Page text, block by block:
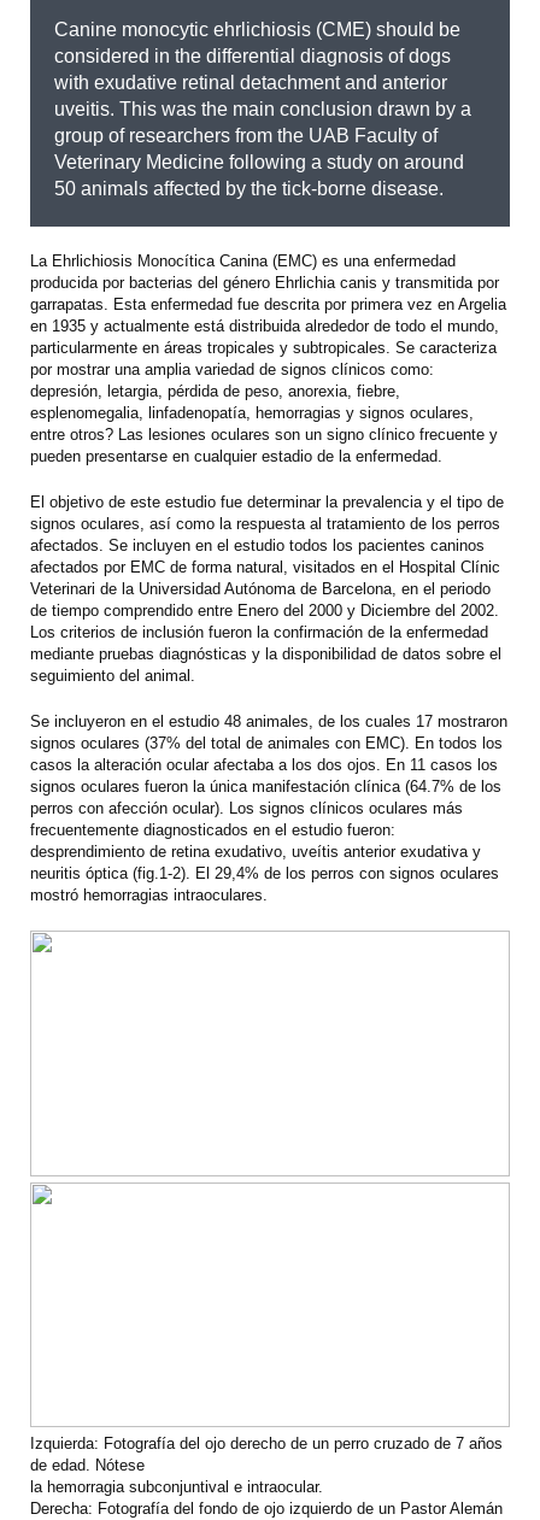
Canine monocytic ehrlichiosis (CME) should be
considered in the differential diagnosis of dogs
with exudative retinal detachment and anterior
uveitis. This was the main conclusion drawn by a
group of researchers from the UAB Faculty of
Veterinary Medicine following a study on around
50 animals affected by the tick-borne disease.
La Ehrlichiosis Monocítica Canina (EMC) es una enfermedad
producida por bacterias del género Ehrlichia canis y transmitida por
garrapatas. Esta enfermedad fue descrita por primera vez en Argelia
en 1935 y actualmente está distribuida alrededor de todo el mundo,
particularmente en áreas tropicales y subtropicales. Se caracteriza
por mostrar una amplia variedad de signos clínicos como:
depresión, letargia, pérdida de peso, anorexia, fiebre,
esplenomegalia, linfadenopatía, hemorragias y signos oculares,
entre otros? Las lesiones oculares son un signo clínico frecuente y
pueden presentarse en cualquier estadio de la enfermedad.
El objetivo de este estudio fue determinar la prevalencia y el tipo de
signos oculares, así como la respuesta al tratamiento de los perros
afectados. Se incluyen en el estudio todos los pacientes caninos
afectados por EMC de forma natural, visitados en el Hospital Clínic
Veterinari de la Universidad Autónoma de Barcelona, en el periodo
de tiempo comprendido entre Enero del 2000 y Diciembre del 2002.
Los criterios de inclusión fueron la confirmación de la enfermedad
mediante pruebas diagnósticas y la disponibilidad de datos sobre el
seguimiento del animal.
Se incluyeron en el estudio 48 animales, de los cuales 17 mostraron
signos oculares (37% del total de animales con EMC). En todos los
casos la alteración ocular afectaba a los dos ojos. En 11 casos los
signos oculares fueron la única manifestación clínica (64.7% de los
perros con afección ocular). Los signos clínicos oculares más
frecuentemente diagnosticados en el estudio fueron:
desprendimiento de retina exudativo, uveítis anterior exudativa y
neuritis óptica (fig.1-2). El 29,4% de los perros con signos oculares
mostró hemorragias intraoculares.
Izquierda: Fotografía del ojo derecho de un perro cruzado de 7 años
de edad. Nótese
la hemorragia subconjuntival e intraocular.
Derecha: Fotografía del fondo de ojo izquierdo de un Pastor Alemán